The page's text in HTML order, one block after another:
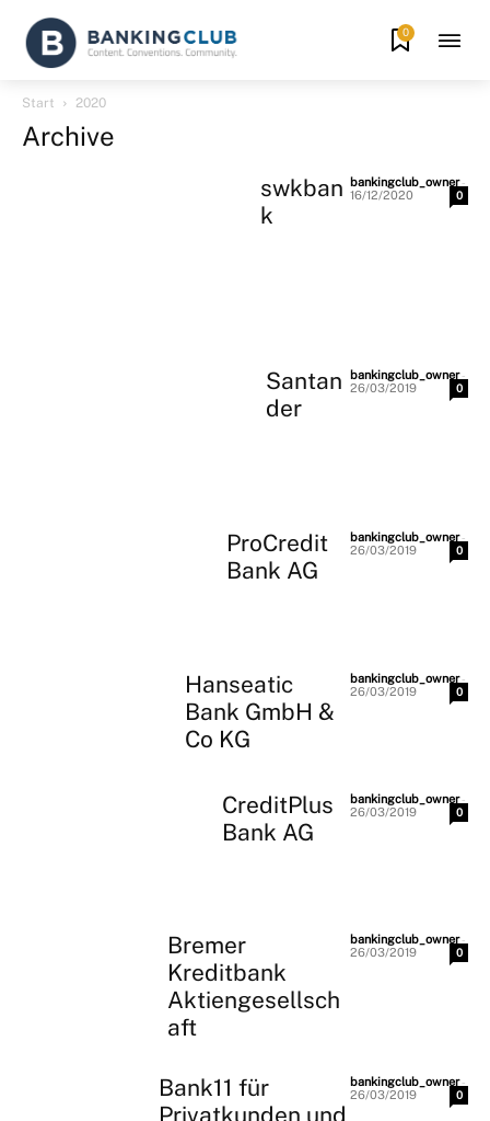
0
Start 2020
Archive
swkban
k
bankingclub_owner -
16/12/2020 0
Santan
der
bankingclub_owner-
26/03/2019 0
ProCredit
Bank AG
bankingclub_owner -
26/03/2019 0
Hanseatic
Bank GmbH &
Co KG
bankingclub_owner -
26/03/2019 0
CreditPlus
Bank AG
bankingclub_owner-
26/03/2019 0
Bremer
Kreditbank
Aktiengesellsch
aft
bankingclub_owner -
26/03/2019 0
Bank11 für
Privatkunden und
bankingclub_owner -
26/03/2019 0